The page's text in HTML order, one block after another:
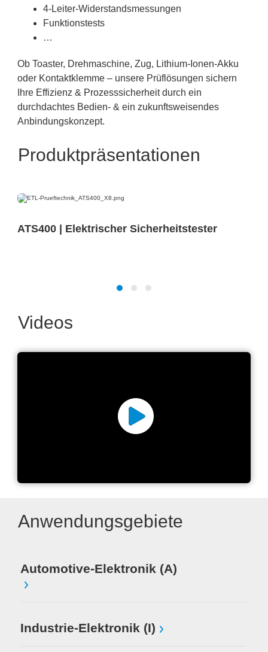
4-Leiter-Widerstandsmessungen
Funktionstests
…
Ob Toaster, Drehmaschine, Zug, Lithium-Ionen-Akku
oder Kontaktklemme – unsere Prüflösungen sichern
Ihre Effizienz & Prozesssicherheit durch ein
durchdachtes Bedien- & ein zukunftsweisendes
Anbindungskonzept.
Produktpräsentationen
ATS400 | Elektrischer Sicherheitstester
Videos
ATS600 Modulares Prüfsystem
Anwendungsgebiete
Automotive-Elektronik (A)
Industrie-Elektronik (I)